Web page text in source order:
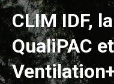
CLIM IDF,
QualiPAC